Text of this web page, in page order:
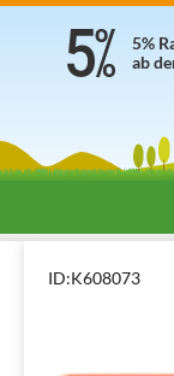
5%
ab
ID:K608073